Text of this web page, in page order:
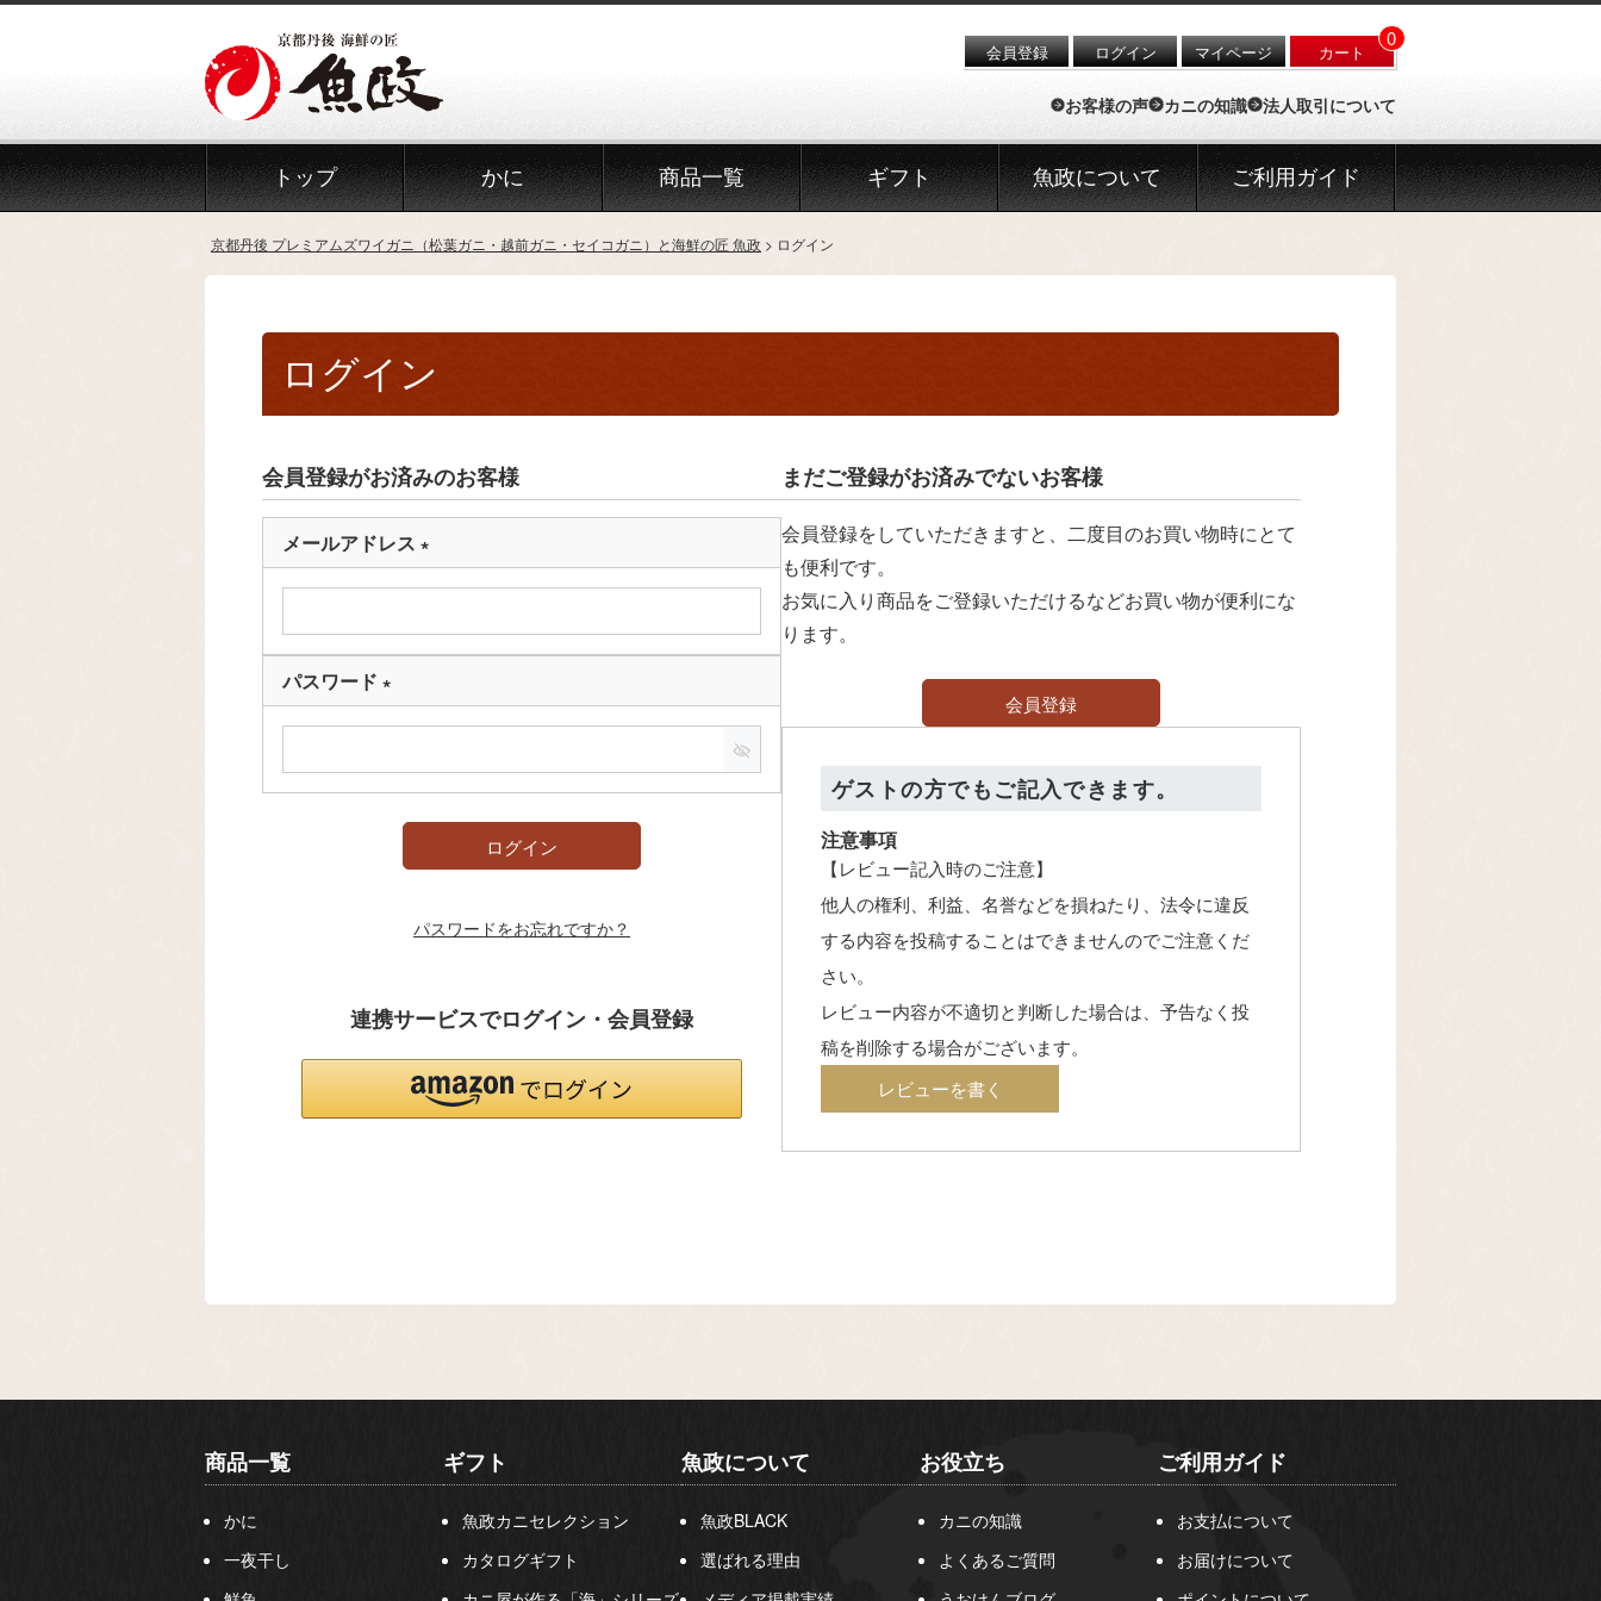
会員登録 ログイン マイページ カート
0
お客様の声 カニの知識 法人取引について
トップ かに 商品一覧 ギフト 魚政について ご利用ガイド
京都丹後 プレミアムズワイガニ（松葉ガニ・越前ガニ・セイコガニ）と海鮮の匠 魚政 ログイン
ログイン
会員登録がお済みのお客様
メールアドレス
(
須
パスワード
(
須
ログイン
パスワードをお忘れですか？
連携サービスでログイン・会員登録
まだご登録がお済みでないお客様
会員登録をしていただきますと、二度目のお買い物時にとて
も便利です。
お気に入り商品をご登録いただけるなどお買い物が便利にな
ります。
会員登録
ゲストの方でもご記入できます。
注意事項
【レビュー記入時のご注意】
他人の権利、利益、名誉などを損ねたり、法令に違反
する内容を投稿することはできませんのでご注意くだ
さい。
レビュー内容が不適切と判断した場合は、予告なく投
稿を削除する場合がございます。
レビューを書く
商品一覧
かに
一夜干し
ギフト
魚政カニセレクション
カタログギフト
魚政について
魚政BLACK
選ばれる理由
お役立ち
カニの知識
よくあるご質問
ご利用ガイド
お支払について
お届けについて